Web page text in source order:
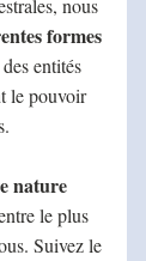
nous
formes
entités
le pouvoir
nature
le plus
Suivez le